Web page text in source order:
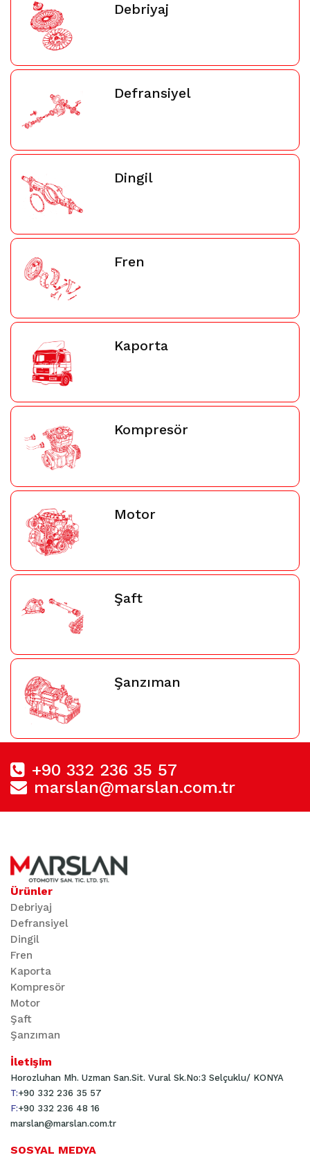
Debriyaj
Defransiyel
Dingil
Fren
Kaporta
Kompresör
Motor
Şaft
Şanzıman
+90 332 236 35 57
marslan@marslan.com.tr
Ürünler
Debriyaj
Defransiyel
Dingil
Fren
Kaporta
Kompresör
Motor
Şaft
Şanzıman
İletişim
Horozluhan Mh. Uzman San.Sit. Vural Sk.No:3 Selçuklu/ KONYA
T:+90 332 236 35 57
F:+90 332 236 48 16
marslan@marslan.com.tr
SOSYAL MEDYA